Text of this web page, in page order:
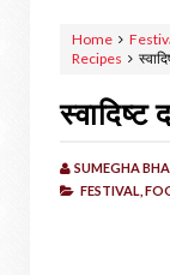
Home
Recipes
स्वादिष्ट
SUMEGHA
FESTIVAL,